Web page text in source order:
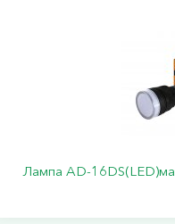
Лампа AD-